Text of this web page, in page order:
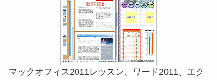
マックオフィス2011レッスン、ワード2011、エク